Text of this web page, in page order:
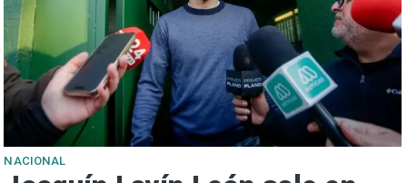
NACIONAL